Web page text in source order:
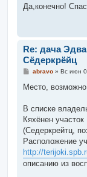
о
б
е
Да,конечно!
Re: дача
Сёдеркрёйц
С
о
е
и
е
abravo» Вс июн
Место,
В списке
Кяхёнен
(Седеркрейтц,
Расположение
http://
описанию из